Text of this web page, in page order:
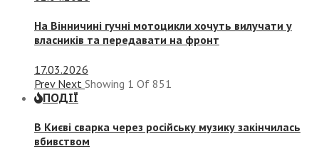
На Вінничині гучні мотоцикли хочуть вилучати у
власників та передавати на фронт
17.03.2026
Prev Next Showing 1 Of 851
ПОДІЇ
В Києві сварка через російську музику закінчилась
вбивством